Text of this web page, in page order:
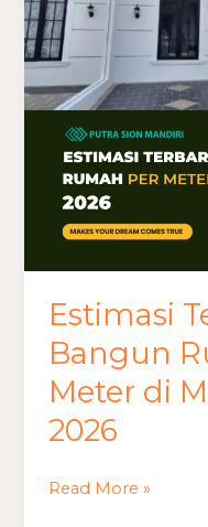
Estimasi
Bangun
Meter di
2026
Rumah
per
Meter
di
Medan
Tahun
2026
Read More »